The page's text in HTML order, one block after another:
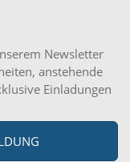
Newsletter
anstehende
Einladungen